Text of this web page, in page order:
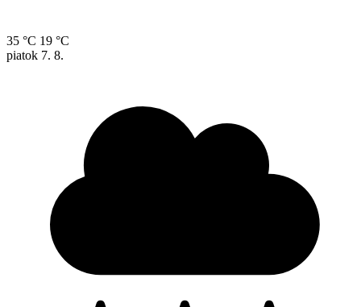
35 °C 19 °C
piatok 7. 8.